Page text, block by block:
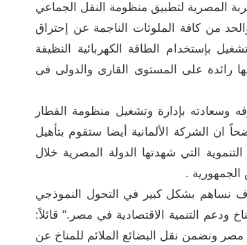
التنمية المستدامة ورؤيتها 2030 ، فإن التجربة المصرية لتطبيق منظومة النقل الجماعي
من كافة الملوثات الناجمة عن إحتراق
بإستخدام الطاقة الكهربائية النظيفة
رائدة على المستوى القارى والدولى فى
وسعادته بإدارة وتشغيل منظومة القطار
ان الشركة الألمانية أيضا ستقوم بتأهيل
التي شهدتها الدولة المصرية خلال
الجمهورية .
نساهم بشكل كبير في التحول النموذجي
التنمية الاقتصادية في مصر." قائلاً:
ونضمن نقل البضائع الملائم للمناخ عن